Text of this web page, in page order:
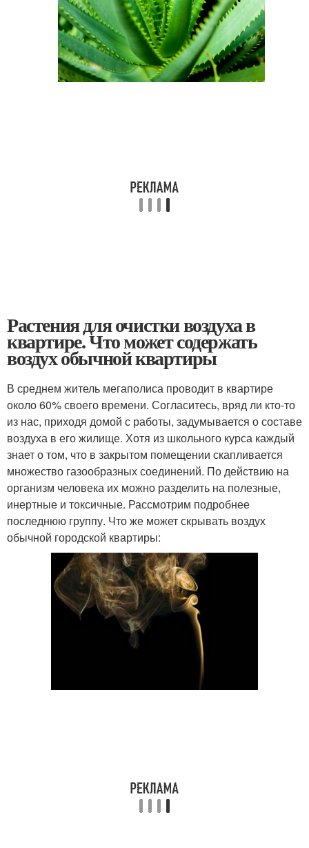
Растения для очистки воздуха в
квартире. Что может содержать
воздух обычной квартиры
В среднем житель мегаполиса проводит в квартире
около 60% своего времени. Согласитесь, вряд ли кто-то
из нас, приходя домой с работы, задумывается о составе
воздуха в его жилище. Хотя из школьного курса каждый
знает о том, что в закрытом помещении скапливается
множество газообразных соединений. По действию на
организм человека их можно разделить на полезные,
инертные и токсичные. Рассмотрим подробнее
последнюю группу. Что же может скрывать воздух
обычной городской квартиры: